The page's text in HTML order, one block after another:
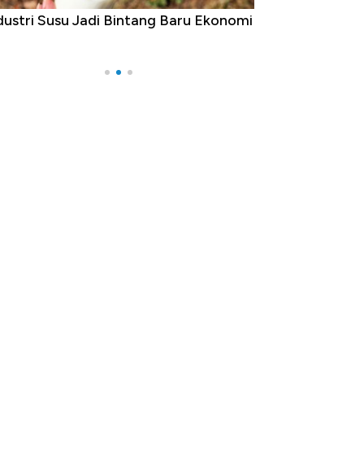
Susu Jadi Bintang Baru Ekonomi